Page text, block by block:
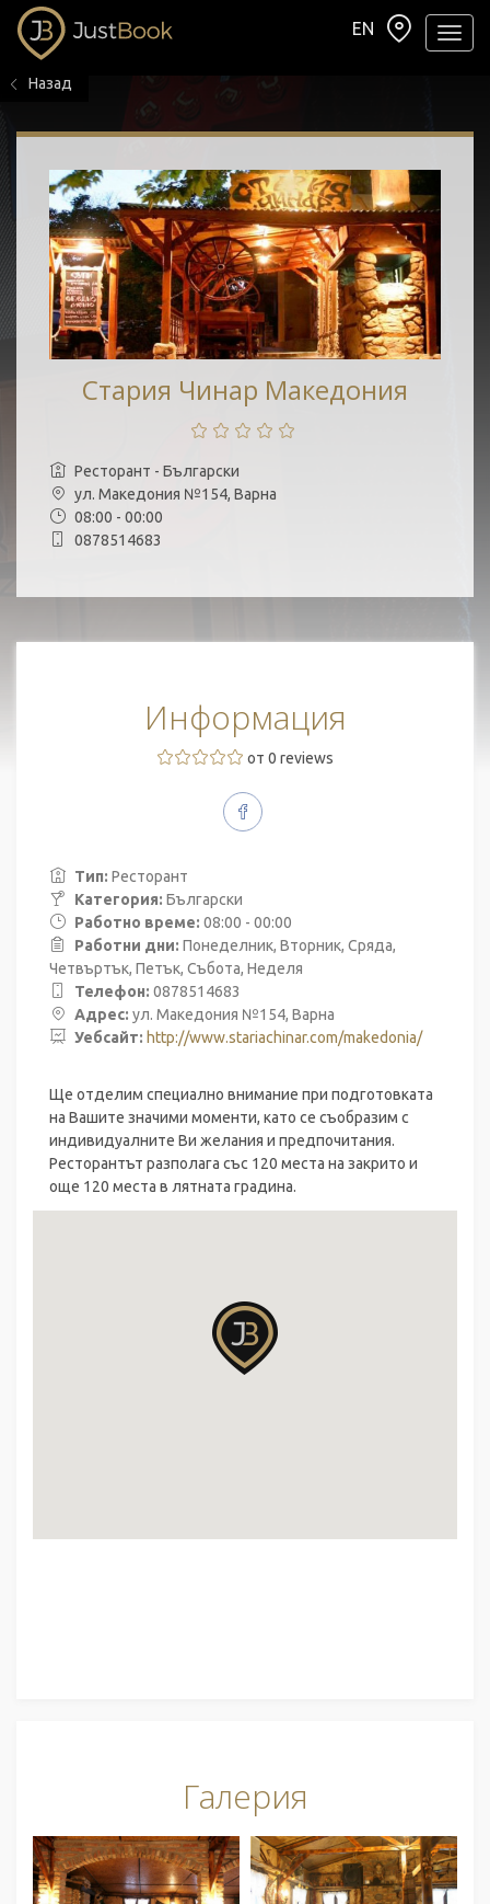
EN
Назад
Стария Чинар Македония
Ресторант - Български
ул. Македония №154, Варна
08:00 - 00:00
0878514683
Информация
от 0 reviews
Тип: Ресторант
Категория: Български
Работно време: 08:00 - 00:00
Работни дни: Понеделник, Вторник, Сряда,
Четвъртък, Петък, Събота, Неделя
Телефон: 0878514683
Адрес: ул. Македония №154, Варна
Уебсайт: http://www.stariachinar.com/makedonia/
Ще отделим специално внимание при подготовката
на Вашите значими моменти, като се съобразим с
индивидуалните Ви желания и предпочитания.
Ресторантът разполага със 120 места на закрито и
още 120 места в лятната градина.
Галерия